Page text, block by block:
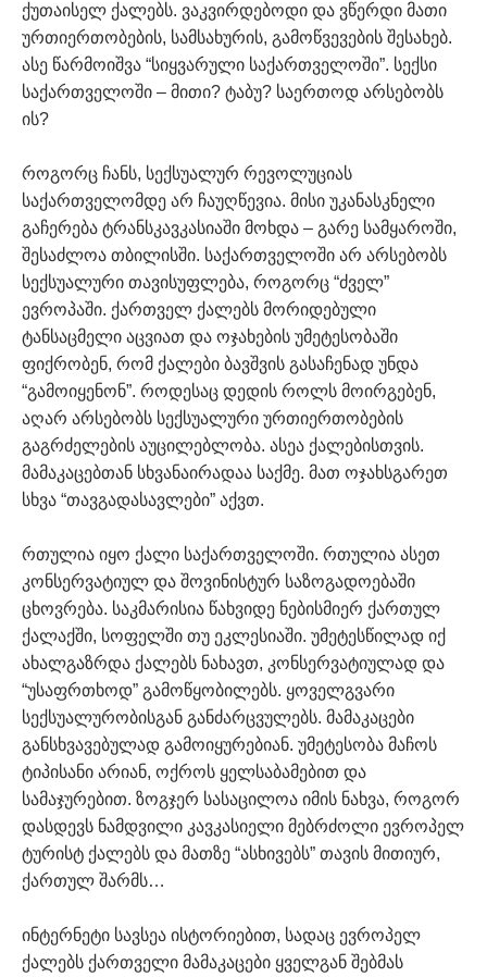
ქუთაისელ ქალებს. ვაკვირდებოდი და ვწერდი მათი
ურთიერთობების, სამსახურის, გამოწვევების შესახებ.
ასე წარმოიშვა “სიყვარული საქართველოში”. სექსი
საქართველოში – მითი? ტაბუ? საერთოდ არსებობს
ის?
როგორც ჩანს, სექსუალურ რევოლუციას
საქართველომდე არ ჩაუღწევია. მისი უკანასკნელი
გაჩერება ტრანსკავკასიაში მოხდა – გარე სამყაროში,
შესაძლოა თბილისში. საქართველოში არ არსებობს
სექსუალური თავისუფლება, როგორც “ძველ”
ევროპაში. ქართველ ქალებს მორიდებული
ტანსაცმელი აცვიათ და ოჯახების უმეტესობაში
ფიქრობენ, რომ ქალები ბავშვის გასაჩენად უნდა
“გამოიყენონ”. როდესაც დედის როლს მოირგებენ,
აღარ არსებობს სექსუალური ურთიერთობების
გაგრძელების აუცილებლობა. ასეა ქალებისთვის.
მამაკაცებთან სხვანაირადაა საქმე. მათ ოჯახსგარეთ
სხვა “თავგადასავლები” აქვთ.
რთულია იყო ქალი საქართველოში. რთულია ასეთ
კონსერვატიულ და შოვინისტურ საზოგადოებაში
ცხოვრება. საკმარისია წახვიდე ნებისმიერ ქართულ
ქალაქში, სოფელში თუ ეკლესიაში. უმეტესწილად იქ
ახალგაზრდა ქალებს ნახავთ, კონსერვატიულად და
“უსაფრთხოდ” გამოწყობილებს. ყოველგვარი
სექსუალურობისგან განძარცვულებს. მამაკაცები
განსხვავებულად გამოიყურებიან. უმეტესობა მაჩოს
ტიპისანი არიან, ოქროს ყელსაბამებით და
სამაჯურებით. ზოგჯერ სასაცილოა იმის ნახვა, როგორ
დასდევს ნამდვილი კავკასიელი მებრძოლი ევროპელ
ტურისტ ქალებს და მათზე “ასხივებს” თავის მითიურ,
ქართულ შარმს…
ინტერნეტი სავსეა ისტორიებით, სადაც ევროპელ
ქალებს ქართველი მამაკაცები ყველგან შებმას